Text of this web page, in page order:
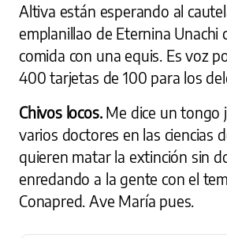
Altiva están esperando al
emplanillao de Eternina Unachi
comida con una equis. Es voz
400 tarjetas de 100 para los
Chivos locos. Me dice un tongo
varios doctores en las ciencias
quieren matar la extinción sin
enredando a la gente con el
Conapred. Ave María pues.